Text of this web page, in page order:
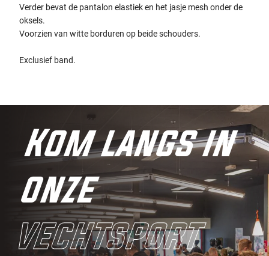
Verder bevat de pantalon elastiek en het jasje mesh onder de
oksels.
Voorzien van witte borduren op beide schouders.
Exclusief band.
Kom langs in
onze
vechtsport